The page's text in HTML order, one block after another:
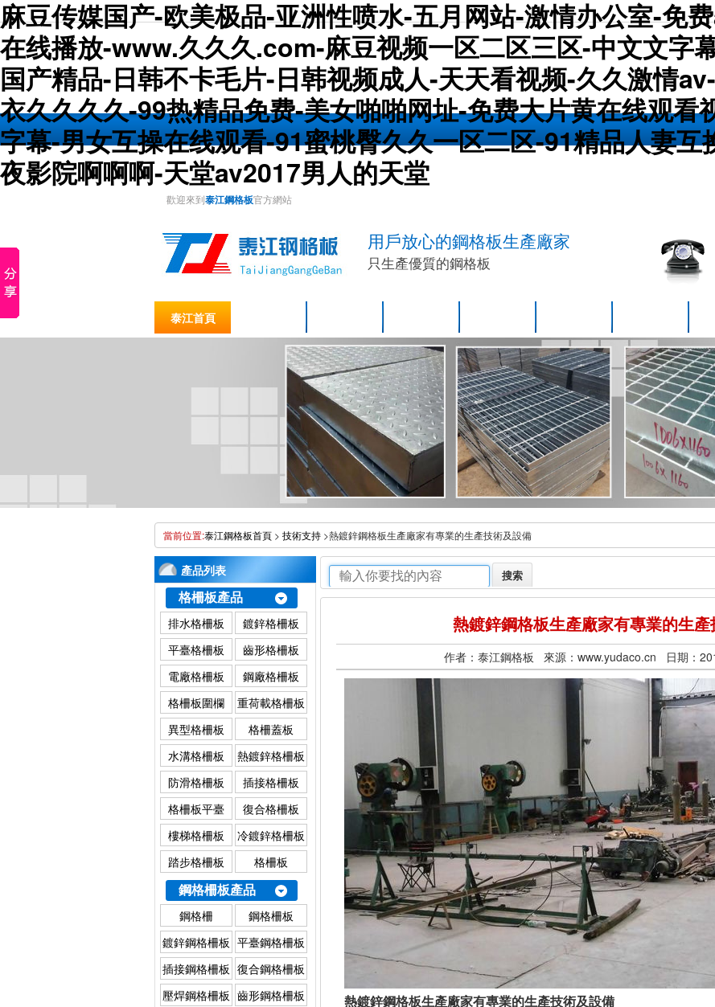
麻豆传媒国产-欧美极品-亚洲性喷水-五月网站-激情办公室-免
在线播放-www.久久久.com-麻豆视频一区二区三区-中文文字
国产精品-日韩不卡毛片-日韩视频成人-天天看视频-久久激情
衣久久久久-99热精品免费-美女啪啪网址-免费大片黄在线观看
字幕-男女互操在线观看-91蜜桃臀久久一区二区-91精品人妻
夜影院啊啊啊-天堂av2017男人的天堂
歡迎來到泰江鋼格板官方網站
用戶放心的鋼格板生產廠家
只生產優質的鋼格板
泰江首頁
當前位置:泰江鋼格板首頁 > 技術支持 >熱鍍鋅鋼格板生產廠家有專業的生產技術及設備
產品列表
格柵板產品
排水格柵板
鍍鋅格柵板
平臺格柵板
齒形格柵板
電廠格柵板
鋼廠格柵板
格柵板圍欄
重荷載格柵板
異型格柵板
格柵蓋板
水溝格柵板
熱鍍鋅格柵板
防滑格柵板
插接格柵板
格柵板平臺
復合格柵板
樓梯格柵板
冷鍍鋅格柵板
踏步格柵板
格柵板
鋼格柵板產品
鋼格柵
鋼格柵板
鍍鋅鋼格柵板 平臺鋼格柵板
插接鋼格柵板 復合鋼格柵板
壓焊鋼格柵板 齒形鋼格柵板
熱鍍鋅鋼格板生產廠家有專業的生
作者：泰江鋼格板 來源：www.yudaco.cn 日期：
熱鍍鋅鋼格板生產廠家有專業的生產技術及設備